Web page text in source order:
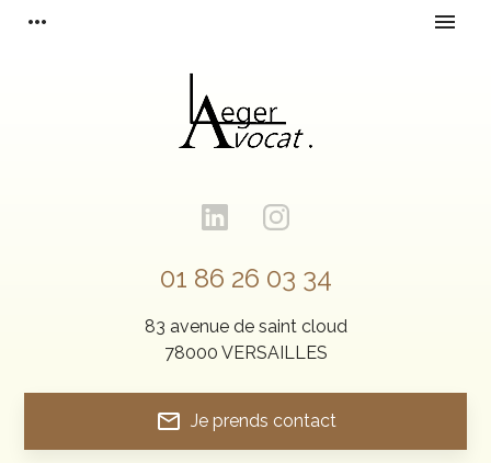
more_horiz menu
01 86 26 03 34
83 avenue de saint cloud
78000 VERSAILLES
mail_outline Je prends contact